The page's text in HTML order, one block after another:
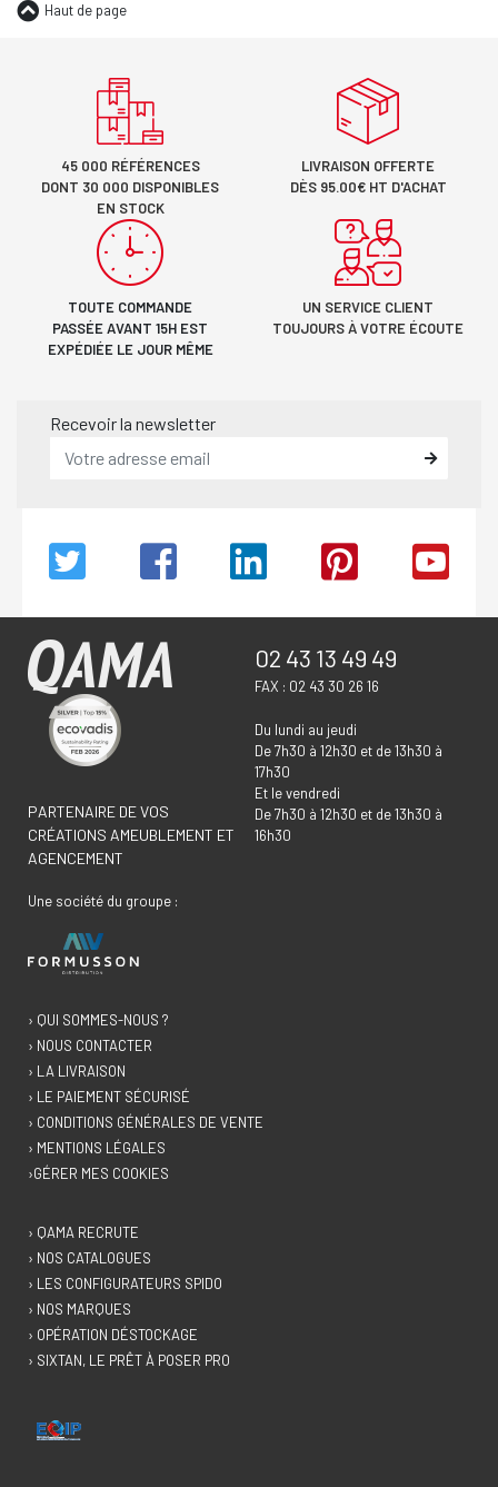
Haut de page
45 000 RÉFÉRENCES
DONT 30 000 DISPONIBLES
EN STOCK
LIVRAISON OFFERTE
DÈS 95.00€ HT D'ACHAT
TOUTE COMMANDE
PASSÉE AVANT 15H EST
EXPÉDIÉE LE JOUR MÊME
UN SERVICE CLIENT
TOUJOURS À VOTRE ÉCOUTE
Recevoir la newsletter
PARTENAIRE DE VOS
CRÉATIONS AMEUBLEMENT ET
AGENCEMENT
Une société du groupe :
02 43 13 49 49
FAX : 02 43 30 26 16
Du lundi au jeudi
De 7h30 à 12h30 et de 13h30 à
17h30
Et le vendredi
De 7h30 à 12h30 et de 13h30 à
16h30
› QUI SOMMES-NOUS ?
› NOUS CONTACTER
› LA LIVRAISON
› LE PAIEMENT SÉCURISÉ
› CONDITIONS GÉNÉRALES DE VENTE
› MENTIONS LÉGALES
›GÉRER MES COOKIES
› QAMA RECRUTE
› NOS CATALOGUES
› LES CONFIGURATEURS SPIDO
› NOS MARQUES
› OPÉRATION DÉSTOCKAGE
› SIXTAN, LE PRÊT À POSER PRO